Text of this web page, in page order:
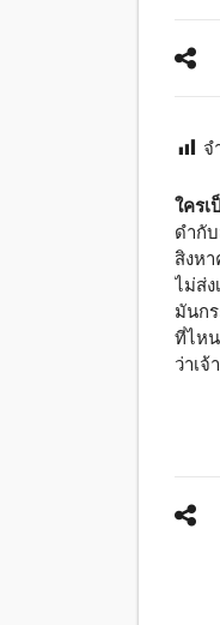
จ
ใคร
ดำกั
สิงห
ไม่ส่ง
มันก
ที่ไห
ว่าเ